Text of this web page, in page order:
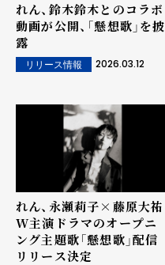
れん、鈴木鈴木とのコラボ
動画が公開、「懸想歌」を披
露
リリース情報 2026.03.12
れん、永瀬莉子×藤原大祐
W主演ドラマのオープニ
ング主題歌「懸想歌」配信
リリース決定